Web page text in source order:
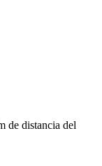
de distancia del